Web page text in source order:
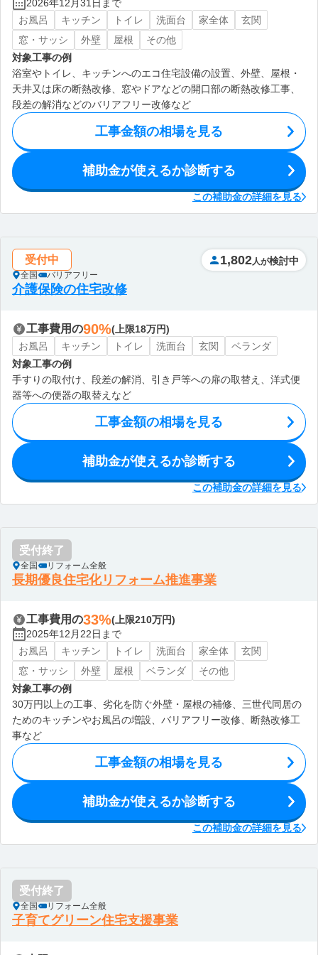
2026年12月31日まで
お風呂
キッチン トイレ 洗面台 家全体
玄関
窓・サッシ
外壁 屋根
その他
対象工事の例
浴室やトイレ、キッチンへのエコ住宅設備の設置、外壁、屋根・
天井又は床の断熱改修、窓やドアなどの開口部の断熱改修工事、
段差の解消などのバリアフリー改修など
工事金額の相場を見る
補助金が使えるか診断する
この補助金の詳細を見る
受付中
全国 バリアフリー
1,802 人が検討中
介護保険の住宅改修
工事費用の90%(上限18万円)
お風呂
キッチン トイレ 洗面台 玄関
ベランダ
対象工事の例
手すりの取付け、段差の解消、引き戸等への扉の取替え、洋式便
器等への便器の取替えなど
工事金額の相場を見る
補助金が使えるか診断する
この補助金の詳細を見る
受付終了
全国 リフォーム全般
長期優良住宅化リフォーム推進事業
工事費用の33%(上限210万円)
2025年12月22日まで
お風呂
キッチン トイレ 洗面台 家全体
玄関
窓・サッシ
外壁 屋根 ベランダ
その他
対象工事の例
30万円以上の工事、劣化を防ぐ外壁・屋根の補修、三世代同居の
ためのキッチンやお風呂の増設、バリアフリー改修、断熱改修工
事など
工事金額の相場を見る
補助金が使えるか診断する
この補助金の詳細を見る
受付終了
全国 リフォーム全般
子育てグリーン住宅支援事業